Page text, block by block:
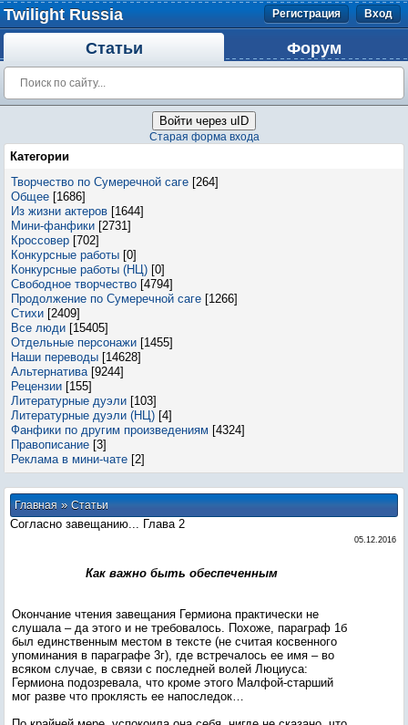
Twilight Russia Регистрация Вход
Статьи Форум
Войти через uID
Старая форма входа
Категории
Творчество по Сумеречной саге [264]
Общее [1686]
Из жизни актеров [1644]
Мини-фанфики [2731]
Кроссовер [702]
Конкурсные работы [0]
Конкурсные работы (НЦ) [0]
Свободное творчество [4794]
Продолжение по Сумеречной саге [1266]
Стихи [2409]
Все люди [15405]
Отдельные персонажи [1455]
Наши переводы [14628]
Альтернатива [9244]
Рецензии [155]
Литературные дуэли [103]
Литературные дуэли (НЦ) [4]
Фанфики по другим произведениям [4324]
Правописание [3]
Реклама в мини-чате [2]
Главная»Статьи
Согласно завещанию... Глава 2
05.12.2016
Как важно быть обеспеченным
Окончание чтения завещания Гермиона практически не
слушала – да этого и не требовалось. Похоже, параграф 1б
был единственным местом в тексте (не считая косвенного
упоминания в параграфе 3г), где встречалось ее имя – во
всяком случае, в связи с последней волей Люциуса:
Гермиона подозревала, что кроме этого Малфой-старший
мог разве что проклясть ее напоследок…